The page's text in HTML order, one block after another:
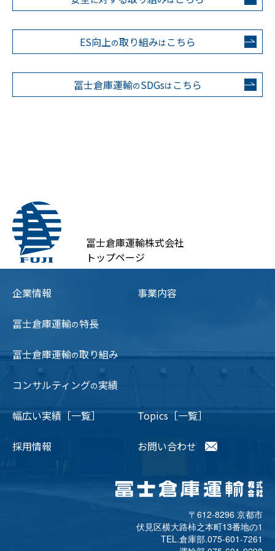
ES向上の取り組みはこちら
冨士倉庫運輸のSDGsはこちら
冨士倉庫運輸株式会社
トップページ
企業情報 事業内容
冨士倉庫運輸の特長
冨士倉庫運輸の取り組み
コンサルティングの実績
幅広い実績［一覧］ Topics［一覧］
採用情報 お問い合わせ
〒612-8296 京都市
伏見区横大路柿之本町13番地の1
TEL.倉庫部.075-601-7261